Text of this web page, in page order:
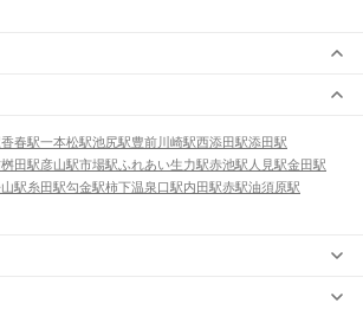
香春駅一本松駅池尻駅豊前川崎駅西添田駅添田駅
田駅彦山駅市場駅 ふれあい生力駅赤池駅 人見駅金田駅
駅糸田駅勾金駅柿下温泉口駅内田駅赤駅油須原駅